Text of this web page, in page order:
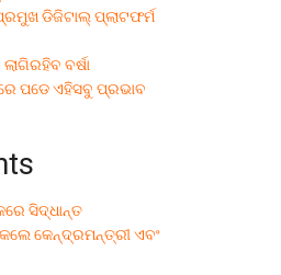
ଡିଜିଟାଲ୍ ପ୍ଲାଟଫର୍ମ
ବର୍ଷା
ପଡେ ଏହିସବୁ ପ୍ରଭାବ
ସିଦ୍ଧାନ୍ତ
କେନ୍ଦ୍ରମନ୍ତ୍ରୀ ଏବଂ